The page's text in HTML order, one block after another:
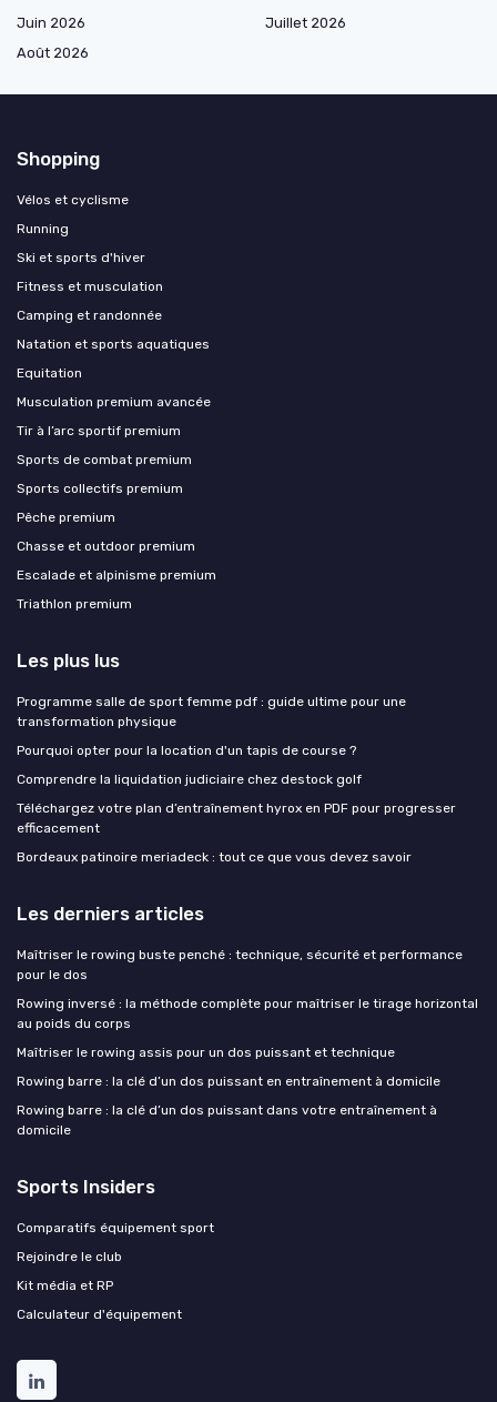
Juin 2026
Juillet 2026
Août 2026
Shopping
Vélos et cyclisme
Running
Ski et sports d'hiver
Fitness et musculation
Camping et randonnée
Natation et sports aquatiques
Equitation
Musculation premium avancée
Tir à l’arc sportif premium
Sports de combat premium
Sports collectifs premium
Pêche premium
Chasse et outdoor premium
Escalade et alpinisme premium
Triathlon premium
Les plus lus
Programme salle de sport femme pdf : guide ultime pour une
transformation physique
Pourquoi opter pour la location d'un tapis de course ?
Comprendre la liquidation judiciaire chez destock golf
Téléchargez votre plan d’entraînement hyrox en PDF pour progresser
efficacement
Bordeaux patinoire meriadeck : tout ce que vous devez savoir
Les derniers articles
Maîtriser le rowing buste penché : technique, sécurité et performance
pour le dos
Rowing inversé : la méthode complète pour maîtriser le tirage horizontal
au poids du corps
Maîtriser le rowing assis pour un dos puissant et technique
Rowing barre : la clé d’un dos puissant en entraînement à domicile
Rowing barre : la clé d’un dos puissant dans votre entraînement à
domicile
Sports Insiders
Comparatifs équipement sport
Rejoindre le club
Kit média et RP
Calculateur d'équipement